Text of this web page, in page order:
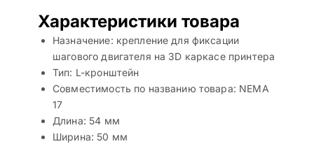
Характеристики товара
Назначение: крепление для фиксации
шагового двигателя на 3D каркасе принтера
Тип: L-кронштейн
Совместимость по названию товара: NEMA
17
Длина: 54 мм
Ширина: 50 мм